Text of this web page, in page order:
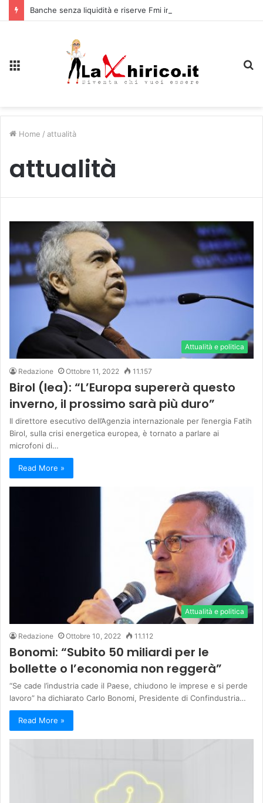
Home / attualità
attualità
Attualità e politica
Redazione Ottobre 11, 2022 11.157
Birol (Iea): “L’Europa supererà questo
inverno, il prossimo sarà più duro”
Il direttore esecutivo dell’Agenzia internazionale per l’energia Fatih
Birol, sulla crisi energetica europea, è tornato a parlare ai
microfoni di…
Read More »
Attualità e politica
Redazione Ottobre 10, 2022 11.112
Bonomi: “Subito 50 miliardi per le
bollette o l’economia non reggerà”
“Se cade l’industria cade il Paese, chiudono le imprese e si perde
lavoro” ha dichiarato Carlo Bonomi, Presidente di Confindustria…
Read More »